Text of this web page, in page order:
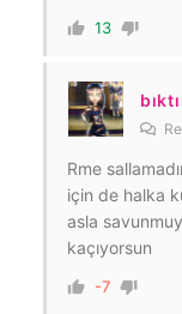
13
Rme
için de halka
asla
kaçıyorsun
-7